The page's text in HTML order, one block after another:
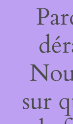
sur